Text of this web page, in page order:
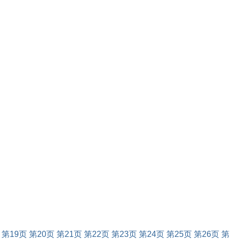
第19页 第20页 第21页 第22页 第23页 第24页 第25页 第26页 第